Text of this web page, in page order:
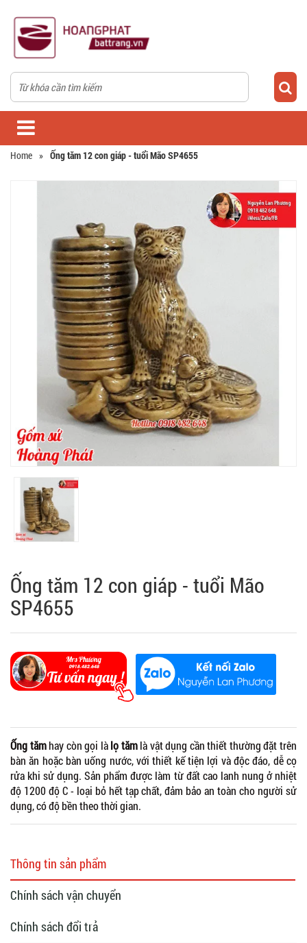
Home » Ống tăm 12 con giáp - tuổi Mão SP4655
Ống tăm 12 con giáp - tuổi Mão
SP4655
Ống tămhay còn gọi làlọ tămlà vật dụng cần thiết thường đặt trên
bàn ăn hoặc bàn uống nước, với thiết kế tiện lợi và độc đáo, dễ cọ
rửa khi sử dụng. Sản phẩm được làm từ đất cao lanh nung ở nhiệt
độ 1200 độ C - loại bỏ hết tạp chất, đảm bảo an toàn cho người sử
dụng, có độ bền theo thời gian.
Thông tin sản phẩm
Chính sách vận chuyển
Chính sách đổi trả